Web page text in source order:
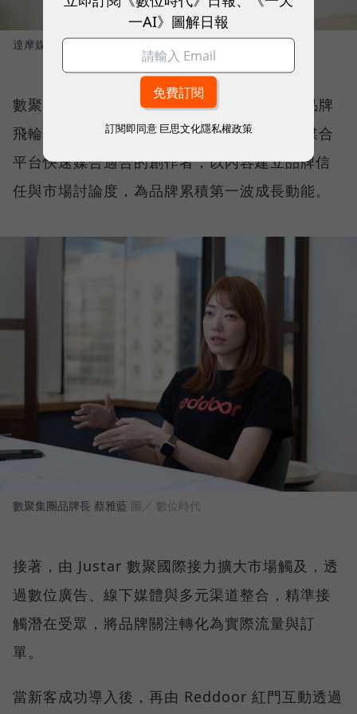
達摩媒體暨影領國際執行長 林合政
數聚集團品牌長蔡雅藍（Blue）進一步拆解品牌
飛輪的運作架構。第一步，由 INLY AI 網紅媒合
平台快速媒合適合的創作者，以內容建立品牌信
任與市場討論度，為品牌累積第一波成長動能。
數聚集團品牌長 蔡雅藍 圖／ 數位時代
接著，由 Justar 數聚國際接力擴大市場觸及，透
過數位廣告、線下媒體與多元渠道整合，精準接
觸潛在受眾，將品牌關注轉化為實際流量與訂
單。
當新客成功導入後，再由 Reddoor 紅門互動透過
一AI》圖解日報
訂閱即同意 巨思文化隱私權政策